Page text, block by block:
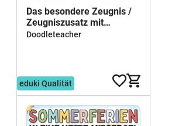
Das besondere Zeugnis /
Zeugniszusatz mit
Mutmachern Grundschule
Doodleteacher
3,99 €
eduki Qualität